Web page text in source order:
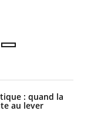
: quand la
au lever